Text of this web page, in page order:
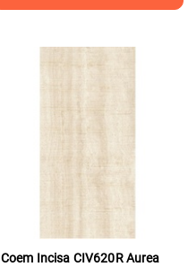
Coem Incisa CIV620R Aurea